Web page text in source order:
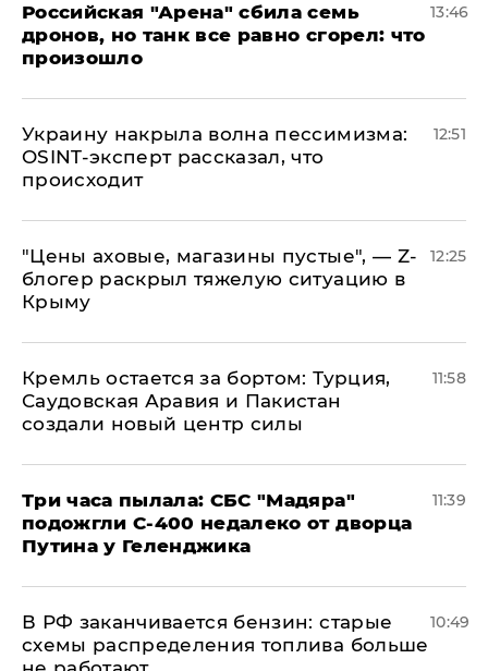
​Российская "Арена" сбила семь
дронов, но танк все равно сгорел: что
произошло
13:46
​Украину накрыла волна пессимизма:
OSINT-эксперт рассказал, что
происходит
12:51
​"Цены аховые, магазины пустые", — Z-
блогер раскрыл тяжелую ситуацию в
Крыму
12:25
​Кремль остается за бортом: Турция,
Саудовская Аравия и Пакистан
создали новый центр силы
11:58
Три часа пылала: СБС "Мадяра"
подожгли С-400 недалеко от дворца
Путина у Геленджика
11:39
​В РФ заканчивается бензин: старые
схемы распределения топлива больше
10:49